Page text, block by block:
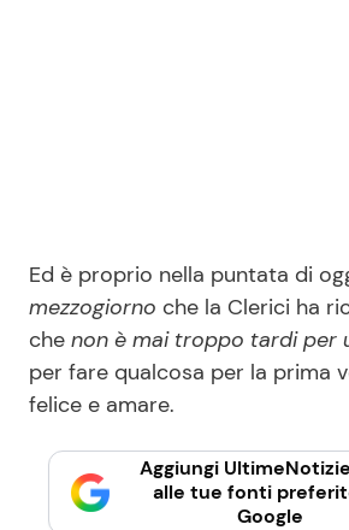
Ed è proprio nella puntata di
mezzogiorno che la Clerici ha
che non è mai troppo tardi per
per fare qualcosa per la prima
felice e amare.
Aggiungi
alle tue fonti
Google